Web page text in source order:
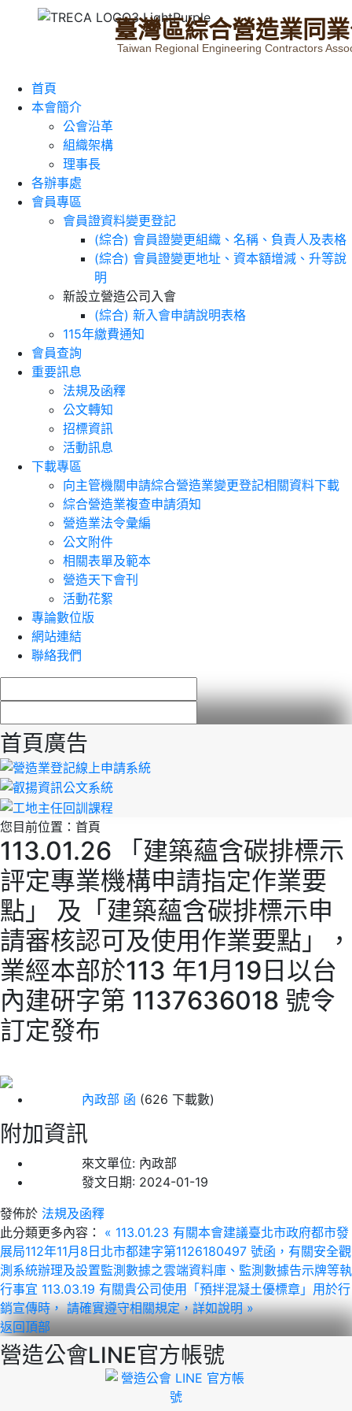
臺灣區綜合營造業同業
Taiwan Regional Engineering Contractors
首頁
本會簡介
公會沿革
組織架構
理事長
各辦事處
會員專區
會員證資料變更登記
(綜合) 會員證變更組織、名稱、負責人及表格
(綜合) 會員證變更地址、資本額增減、升等說
明
新設立營造公司入會
(綜合) 新入會申請說明表格
115年繳費通知
會員查詢
重要訊息
法規及函釋
公文轉知
招標資訊
活動訊息
下載專區
向主管機關申請綜合營造業變更登記相關資料下載
綜合營造業複查申請須知
營造業法令彙編
公文附件
相關表單及範本
營造天下會刊
活動花絮
專論數位版
網站連結
聯絡我們
首頁廣告
您目前位置： 首頁
113.01.26 「建築蘊含碳排標示
評定專業機構申請指定作業要
點」 及「建築蘊含碳排標示申
請審核認可及使用作業要點」，
業經本部於113 年1月19日以台
內建硏字第 1137636018 號令
訂定發布
內政部 函 (626 下載數)
附加資訊
來文單位: 內政部
發文日期: 2024-01-19
發佈於 法規及函釋
此分類更多內容：
« 113.01.23 有關本會建議臺北市政府都市發
展局112年11月8日北市都建字第1126180497 號函，有關安全觀
測系統辦理及設置監測數據之雲端資料庫、監測數據告示牌等執
行事宜 113.03.19 有關貴公司使用「預拌混凝土優標章」用於行
銷宣傳時， 請確實遵守相關規定，詳如說明 »
返回頂部
營造公會LINE官方帳號